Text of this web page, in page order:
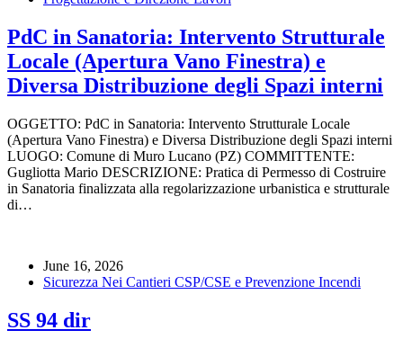
PdC in Sanatoria: Intervento Strutturale
Locale (Apertura Vano Finestra) e
Diversa Distribuzione degli Spazi interni
OGGETTO: PdC in Sanatoria: Intervento Strutturale Locale
(Apertura Vano Finestra) e Diversa Distribuzione degli Spazi interni
LUOGO: Comune di Muro Lucano (PZ) COMMITTENTE:
Gugliotta Mario DESCRIZIONE: Pratica di Permesso di Costruire
in Sanatoria finalizzata alla regolarizzazione urbanistica e strutturale
di…
June 16, 2026
Sicurezza Nei Cantieri CSP/CSE e Prevenzione Incendi
SS 94 dir